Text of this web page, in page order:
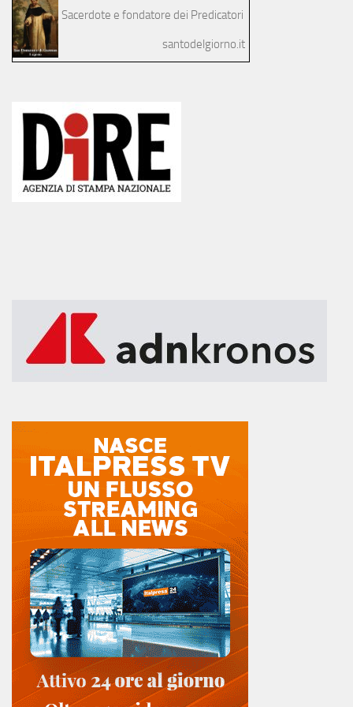
Sacerdote e fondatore dei Predicatori
santodelgiorno.it